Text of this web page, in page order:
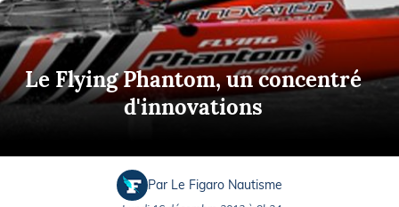
Le Flying Phantom, un concentré
d'innovations
Par Le Figaro Nautisme